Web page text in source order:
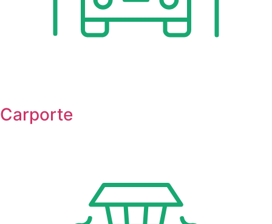
Carporte